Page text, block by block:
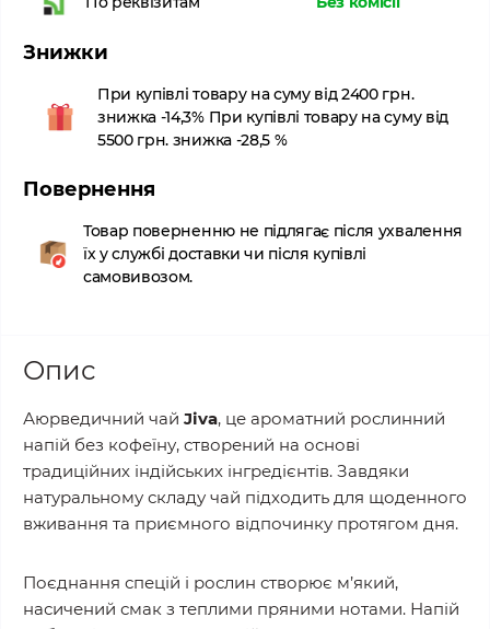
Знижки
При купівлі товару на суму від 2400 грн.
знижка -14,3% При купівлі товару на суму від
5500 грн. знижка -28,5 %
Повернення
Товар поверненню не підлягає після ухвалення
їх у службі доставки чи після купівлі
самовивозом.
Опис
Аюрведичний чай Jiva, це ароматний рослинний
напій без кофеїну, створений на основі
традиційних індійських інгредієнтів. Завдяки
натуральному складу чай підходить для щоденного
вживання та приємного відпочинку протягом дня.
Поєднання спецій і рослин створює м’який,
насичений смак з теплими пряними нотами. Напій